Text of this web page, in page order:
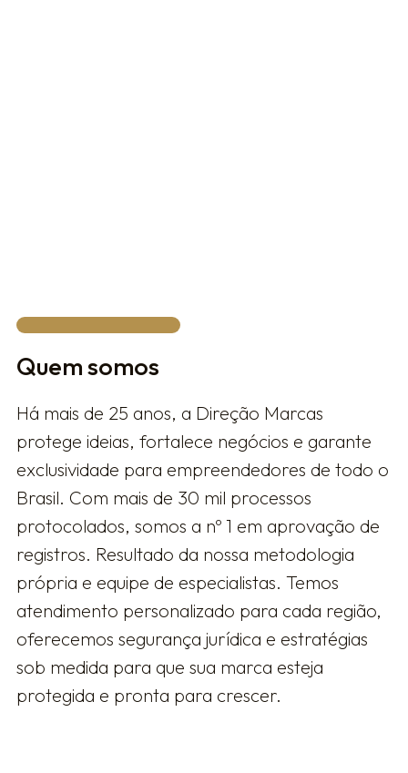
Quem somos
Há mais de 25 anos, a Direção Marcas
protege ideias, fortalece negócios e garante
exclusividade para empreendedores de todo o
Brasil. Com mais de 30 mil processos
protocolados, somos a nº 1 em aprovação de
registros. Resultado da nossa metodologia
própria e equipe de especialistas. Temos
atendimento personalizado para cada região,
oferecemos segurança jurídica e estratégias
sob medida para que sua marca esteja
protegida e pronta para crescer.